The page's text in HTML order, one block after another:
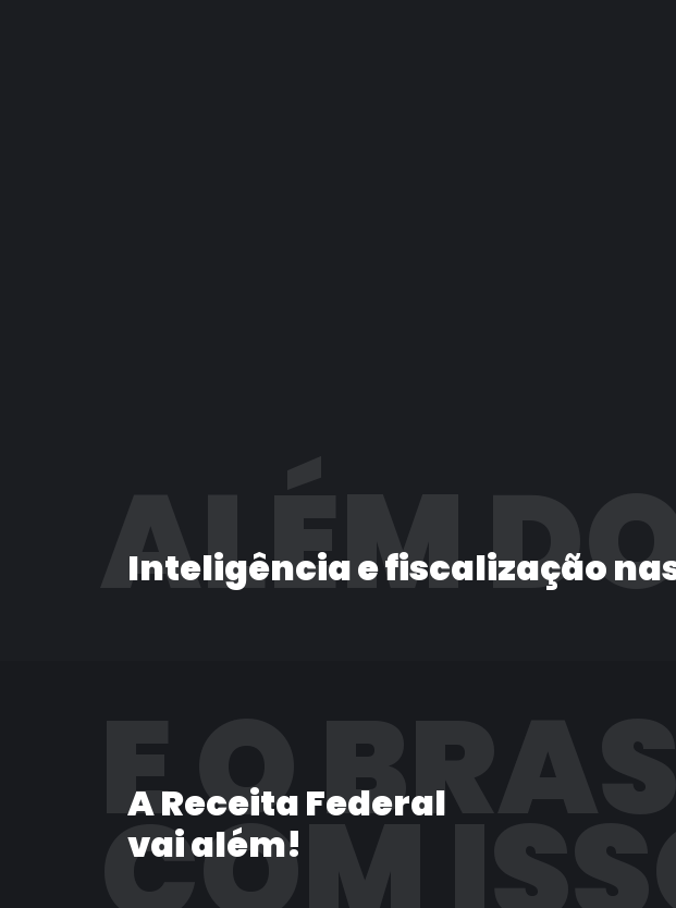
ALÉM
Inteligência e fiscalização
E O
A Receita Federal
vai além!